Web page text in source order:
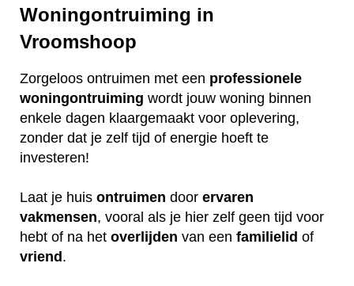
Woningontruiming in
Vroomshoop
Zorgeloos ontruimen met een professionele
woningontruiming wordt jouw woning binnen
enkele dagen klaargemaakt voor oplevering,
zonder dat je zelf tijd of energie hoeft te
investeren!
Laat je huis ontruimen door ervaren
vakmensen, vooral als je hier zelf geen tijd voor
hebt of na het overlijden van een familielid of
vriend.